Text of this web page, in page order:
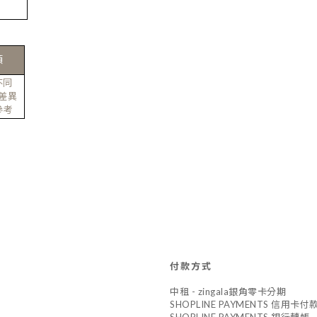
異
考
付款方式
中租 - zingala銀角零卡分期
SHOPLINE PAYMENTS 信用卡付